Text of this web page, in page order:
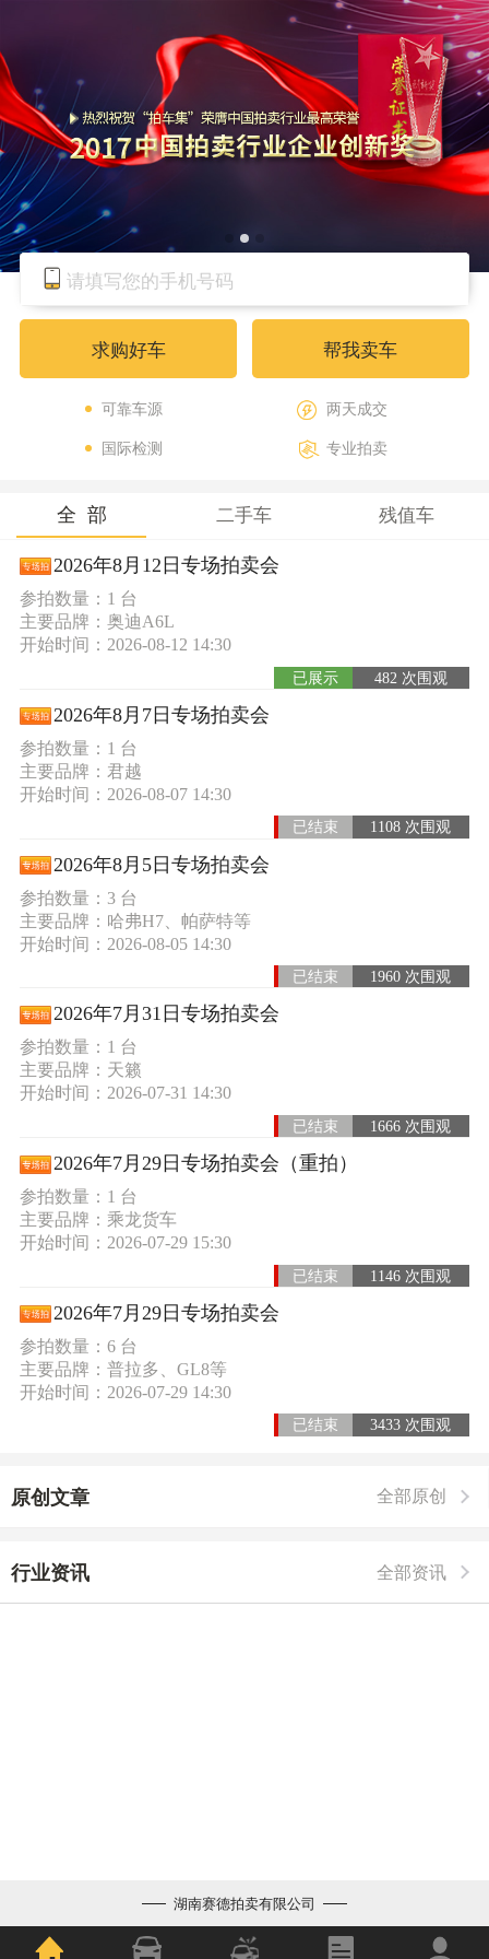
求购好车 帮我卖车
可靠车源 两天成交
国际检测 专业拍卖
全 部 二手车 残值车
2026年8月12日专场拍卖会
参拍数量：1 台
主要品牌：奥迪A6L
开始时间：2026-08-12 14:30
已展示 482 次围观
2026年8月7日专场拍卖会
参拍数量：1 台
主要品牌：君越
开始时间：2026-08-07 14:30
已结束 1108 次围观
2026年8月5日专场拍卖会
参拍数量：3 台
主要品牌：哈弗H7、帕萨特等
开始时间：2026-08-05 14:30
已结束 1960 次围观
2026年7月31日专场拍卖会
参拍数量：1 台
主要品牌：天籁
开始时间：2026-07-31 14:30
已结束 1666 次围观
2026年7月29日专场拍卖会（重拍）
参拍数量：1 台
主要品牌：乘龙货车
开始时间：2026-07-29 15:30
已结束 1146 次围观
2026年7月29日专场拍卖会
参拍数量：6 台
主要品牌：普拉多、GL8等
开始时间：2026-07-29 14:30
已结束 3433 次围观
原创文章 全部原创
行业资讯 全部资讯
湖南赛德拍卖有限公司